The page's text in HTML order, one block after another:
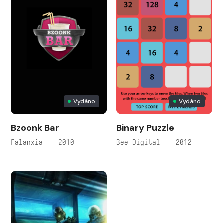
Vydáno
Bzoonk Bar
Falanxia — 2010
Vydáno
Binary Puzzle
Bee Digital — 2012